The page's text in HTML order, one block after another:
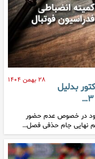
۲۸ بهمن ۱۴۰۴
بدلیل
در خصوص عدم حضور
نهایی جام حذفی فصل…